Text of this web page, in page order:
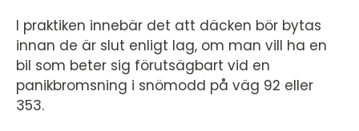
I praktiken innebär det att däcken bör bytas
innan de är slut enligt lag, om man vill ha en
bil som beter sig förutsägbart vid en
panikbromsning i snömodd på väg 92 eller
353.